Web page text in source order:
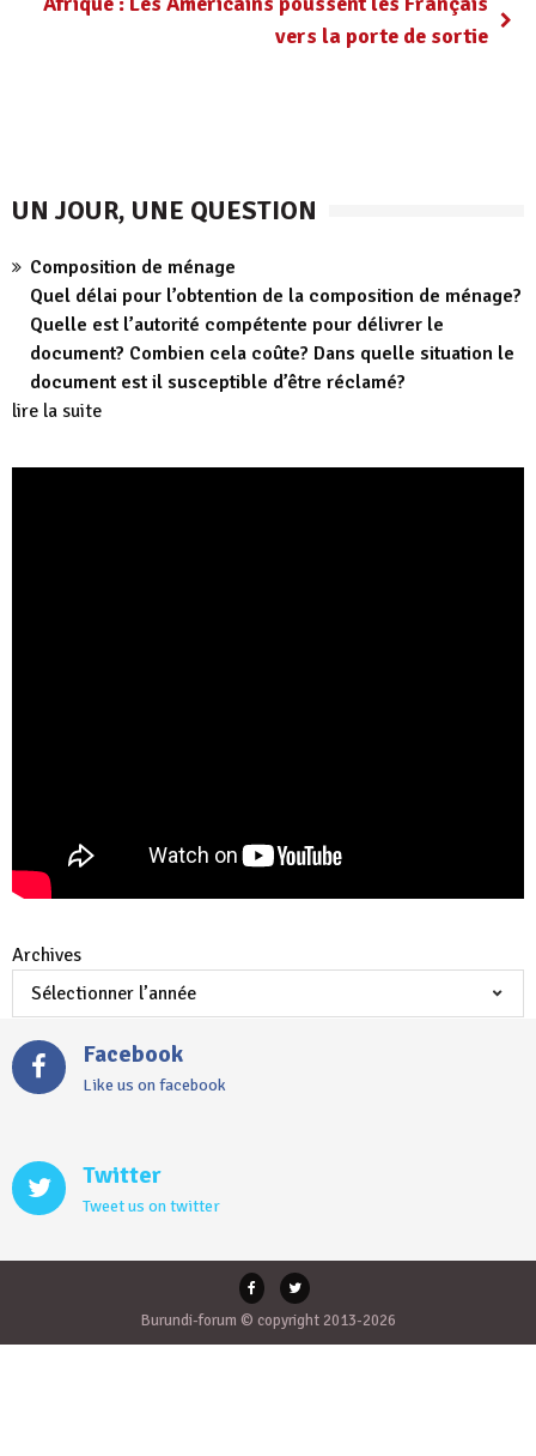
vers la porte de sortie
UN JOUR, UNE QUESTION
Composition de ménage
Quel délai pour l’obtention de la composition de ménage?
Quelle est l’autorité compétente pour délivrer le
document? Combien cela coûte? Dans quelle situation le
document est il susceptible d’être réclamé?
lire la suite
Archives
Facebook
Like us on facebook
Twitter
Tweet us on twitter
Burundi-forum © copyright 2013-2026